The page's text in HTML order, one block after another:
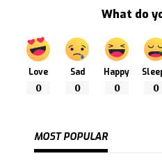
What do
Love
0
Sad
0
Happy
0 0
MOST POPULAR